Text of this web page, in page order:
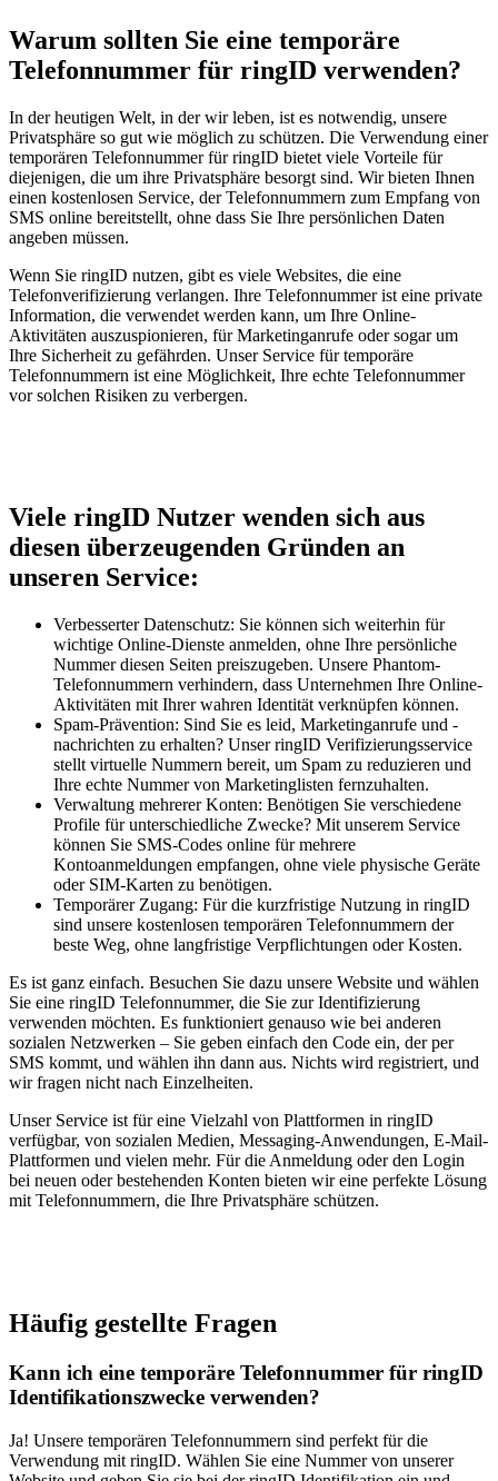
Warum sollten Sie eine temporäre
Telefonnummer für ringID verwenden?
In der heutigen Welt, in der wir leben, ist es notwendig, unsere
Privatsphäre so gut wie möglich zu schützen. Die Verwendung einer
temporären Telefonnummer für ringID bietet viele Vorteile für
diejenigen, die um ihre Privatsphäre besorgt sind. Wir bieten Ihnen
einen kostenlosen Service, der Telefonnummern zum Empfang von
SMS online bereitstellt, ohne dass Sie Ihre persönlichen Daten
angeben müssen.
Wenn Sie ringID nutzen, gibt es viele Websites, die eine
Telefonverifizierung verlangen. Ihre Telefonnummer ist eine private
Information, die verwendet werden kann, um Ihre Online-
Aktivitäten auszuspionieren, für Marketinganrufe oder sogar um
Ihre Sicherheit zu gefährden. Unser Service für temporäre
Telefonnummern ist eine Möglichkeit, Ihre echte Telefonnummer
vor solchen Risiken zu verbergen.
Viele ringID Nutzer wenden sich aus
diesen überzeugenden Gründen an
unseren Service:
Verbesserter Datenschutz: Sie können sich weiterhin für
wichtige Online-Dienste anmelden, ohne Ihre persönliche
Nummer diesen Seiten preiszugeben. Unsere Phantom-
Telefonnummern verhindern, dass Unternehmen Ihre Online-
Aktivitäten mit Ihrer wahren Identität verknüpfen können.
Spam-Prävention: Sind Sie es leid, Marketinganrufe und -
nachrichten zu erhalten? Unser ringID Verifizierungsservice
stellt virtuelle Nummern bereit, um Spam zu reduzieren und
Ihre echte Nummer von Marketinglisten fernzuhalten.
Verwaltung mehrerer Konten: Benötigen Sie verschiedene
Profile für unterschiedliche Zwecke? Mit unserem Service
können Sie SMS-Codes online für mehrere
Kontoanmeldungen empfangen, ohne viele physische Geräte
oder SIM-Karten zu benötigen.
Temporärer Zugang: Für die kurzfristige Nutzung in ringID
sind unsere kostenlosen temporären Telefonnummern der
beste Weg, ohne langfristige Verpflichtungen oder Kosten.
Es ist ganz einfach. Besuchen Sie dazu unsere Website und wählen
Sie eine ringID Telefonnummer, die Sie zur Identifizierung
verwenden möchten. Es funktioniert genauso wie bei anderen
sozialen Netzwerken – Sie geben einfach den Code ein, der per
SMS kommt, und wählen ihn dann aus. Nichts wird registriert, und
wir fragen nicht nach Einzelheiten.
Unser Service ist für eine Vielzahl von Plattformen in ringID
verfügbar, von sozialen Medien, Messaging-Anwendungen, E-Mail-
Plattformen und vielen mehr. Für die Anmeldung oder den Login
bei neuen oder bestehenden Konten bieten wir eine perfekte Lösung
mit Telefonnummern, die Ihre Privatsphäre schützen.
Häufig gestellte Fragen
Kann ich eine temporäre Telefonnummer für ringID
Identifikationszwecke verwenden?
Ja! Unsere temporären Telefonnummern sind perfekt für die
Verwendung mit ringID. Wählen Sie eine Nummer von unserer